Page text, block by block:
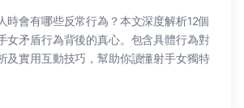
時會有哪些反常行為？本文深度解析12個
女矛盾行為背後的真心。包含具體行為對
及實用互動技巧，幫助你讀懂射手女獨特